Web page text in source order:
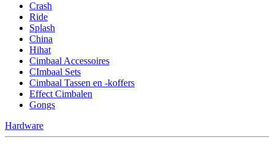
Crash
Ride
Splash
China
Hihat
Cimbaal Accessoires
CImbaal Sets
Cimbaal Tassen en -koffers
Effect Cimbalen
Gongs
Hardware